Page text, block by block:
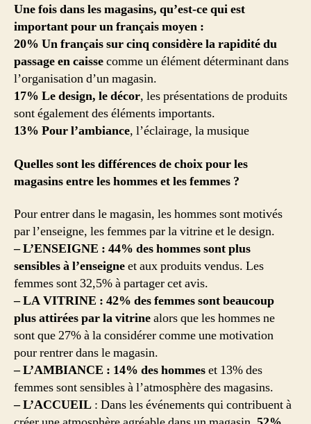
Une fois dans les magasins, qu’est-ce qui est
important pour un français moyen :
20% Un français sur cinq considère la rapidité du
passage en caissecomme un élément déterminant dans
l’organisation d’un magasin.
17% Le design, le décor, les présentations de produits
sont également des éléments importants.
13% Pour l’ambiance, l’éclairage, la musique
Quelles sont les différences de choix pour les
magasins entre les hommes et les femmes ?
Pour entrer dans le magasin, les hommes sont motivés
par l’enseigne, les femmes par la vitrine et le design.
– L’ENSEIGNE : 44% des hommes sont plus
sensibles à l’enseigneet aux produits vendus. Les
femmes sont 32,5% à partager cet avis.
– LA VITRINE : 42% des femmes sont beaucoup
plus attirées par la vitrinealors que les hommes ne
sont que 27% à la considérer comme une motivation
pour rentrer dans le magasin.
– L’AMBIANCE : 14% des hommeset 13% des
femmes sont sensibles à l’atmosphère des magasins.
– L’ACCUEIL : Dans les événements qui contribuent à